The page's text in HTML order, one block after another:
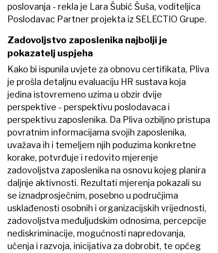
poslovanja - rekla je Lara Šubić Šuša, voditeljica
Poslodavac Partner projekta iz SELECTIO Grupe.
Zadovoljstvo zaposlenika najbolji je
pokazatelj uspjeha
Kako bi ispunila uvjete za obnovu certifikata, Pliva
je prošla detaljnu evaluaciju HR sustava koja
jedina istovremeno uzima u obzir dvije
perspektive - perspektivu poslodavaca i
perspektivu zaposlenika. Da Pliva ozbiljno pristupa
povratnim informacijama svojih zaposlenika,
uvažava ih i temeljem njih poduzima konkretne
korake, potvrđuje i redovito mjerenje
zadovoljstva zaposlenika na osnovu kojeg planira
daljnje aktivnosti. Rezultati mjerenja pokazali su
se iznadprosječnim, posebno u područjima
usklađenosti osobnih i organizacijskih vrijednosti,
zadovoljstva međuljudskim odnosima, percepcije
nediskriminacije, mogućnosti napredovanja,
učenja i razvoja, inicijativa za dobrobit, te općeg